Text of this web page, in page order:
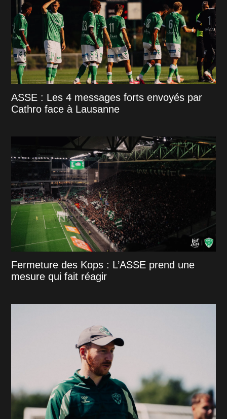
ASSE : Les 4 messages forts envoyés par
Cathro face à Lausanne
Fermeture des Kops : L’ASSE prend une
mesure qui fait réagir